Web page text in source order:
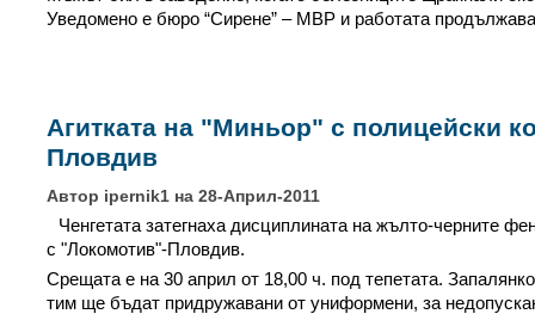
Уведомено е бюро “Сирене” – МВР и работата
Агитката на "Миньор" с полицейски
Пловдив
Автор ipernik1 на 28-Април-2011
Ченгетата затегнаха дисциплината на жълто-черните
с "Локомотив"-Пловдив.
Срещата е на 30 април от 18,00 ч. под тепетата.
тим ще бъдат придружавани от униформени, за